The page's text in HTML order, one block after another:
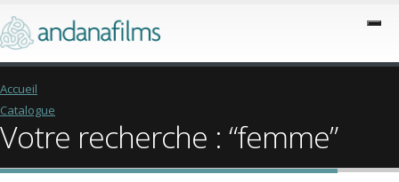
Accueil
Catalogue
Votre recherche : “femme”